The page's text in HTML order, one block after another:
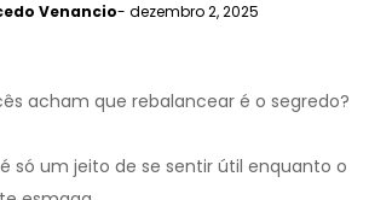
Venancio- dezembro 2, 2025
acham que rebalancear é o segredo?
só um jeito de se sentir útil enquanto o